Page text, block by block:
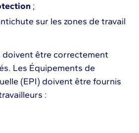
;
sur les zones de travail
doivent être correctement
Les Équipements de
(EPI) doivent être fournis
: